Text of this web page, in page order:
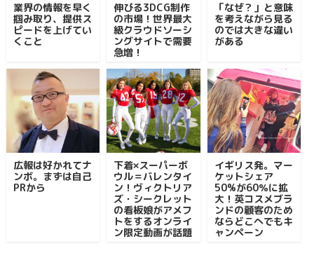
業界の情報を早く
掴み取り、提供ス
ピードを上げてい
くこと
伸びる3DCG制作
の市場！世界最大
級クラウドソーシ
ングサイトで需要
急増！
「なぜ？」と意味
を考えながら見る
のでは大きな違い
がある
広報は好かれてナ
ンボ。まずは自己
PRから
下着×スーパーボ
ウル＝バレンタイ
ン！ヴィクトリア
ズ・シークレット
の看板娘がアメフ
トをするオンライ
ン限定動画が話題
イギリス発。マー
ケットシェア
50%が60％に拡
大！英コスメブラ
ンドの顧客のため
ならどこへでもキ
ャンペーン